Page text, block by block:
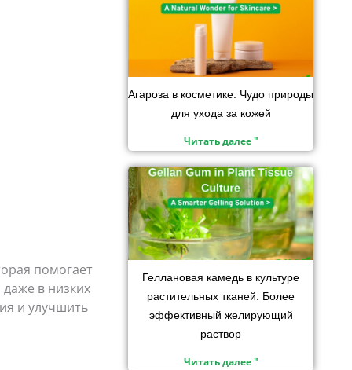
помогает
в низких
и улучшить
Агароза в косметике: Чудо природы
для ухода за кожей
Читать далее "
Геллановая камедь в культуре
растительных тканей: Более
эффективный желирующий
раствор
Читать далее "